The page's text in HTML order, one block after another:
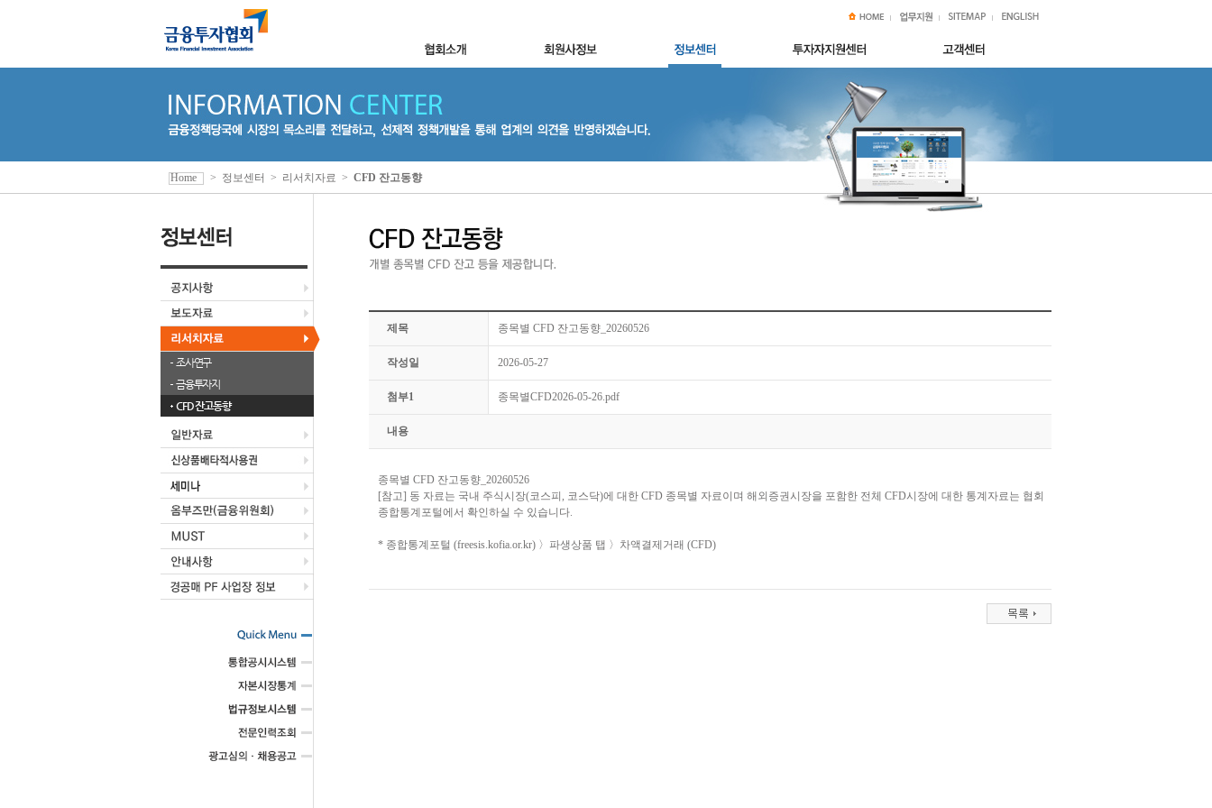
조사연구
금융투자지
CFD 잔고동향
Home > 정보센터 > 리서치자료 > CFD 잔고동향
제목 종목별 CFD 잔고동향_20260526
작성일 2026-05-27
첨부1 종목별CFD2026-05-26.pdf
내용
종목별 CFD 잔고동향_20260526
[참고] 동 자료는 국내 주식시장(코스피, 코스닥)에 대한 CFD 종목별 자료이며 해외증권시장을 포함한 전체 CFD시장에 대한 통계자료는 협회
종합통계포털에서 확인하실 수 있습니다.
* 종합통계포털 (freesis.kofia.or.kr) 〉파생상품 탭 〉차액결제거래 (CFD)